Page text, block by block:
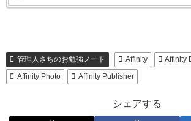
管理人さちのお勉強ノート Affinity
Affinity
Affinity Photo
Affinity Publisher
シェアする